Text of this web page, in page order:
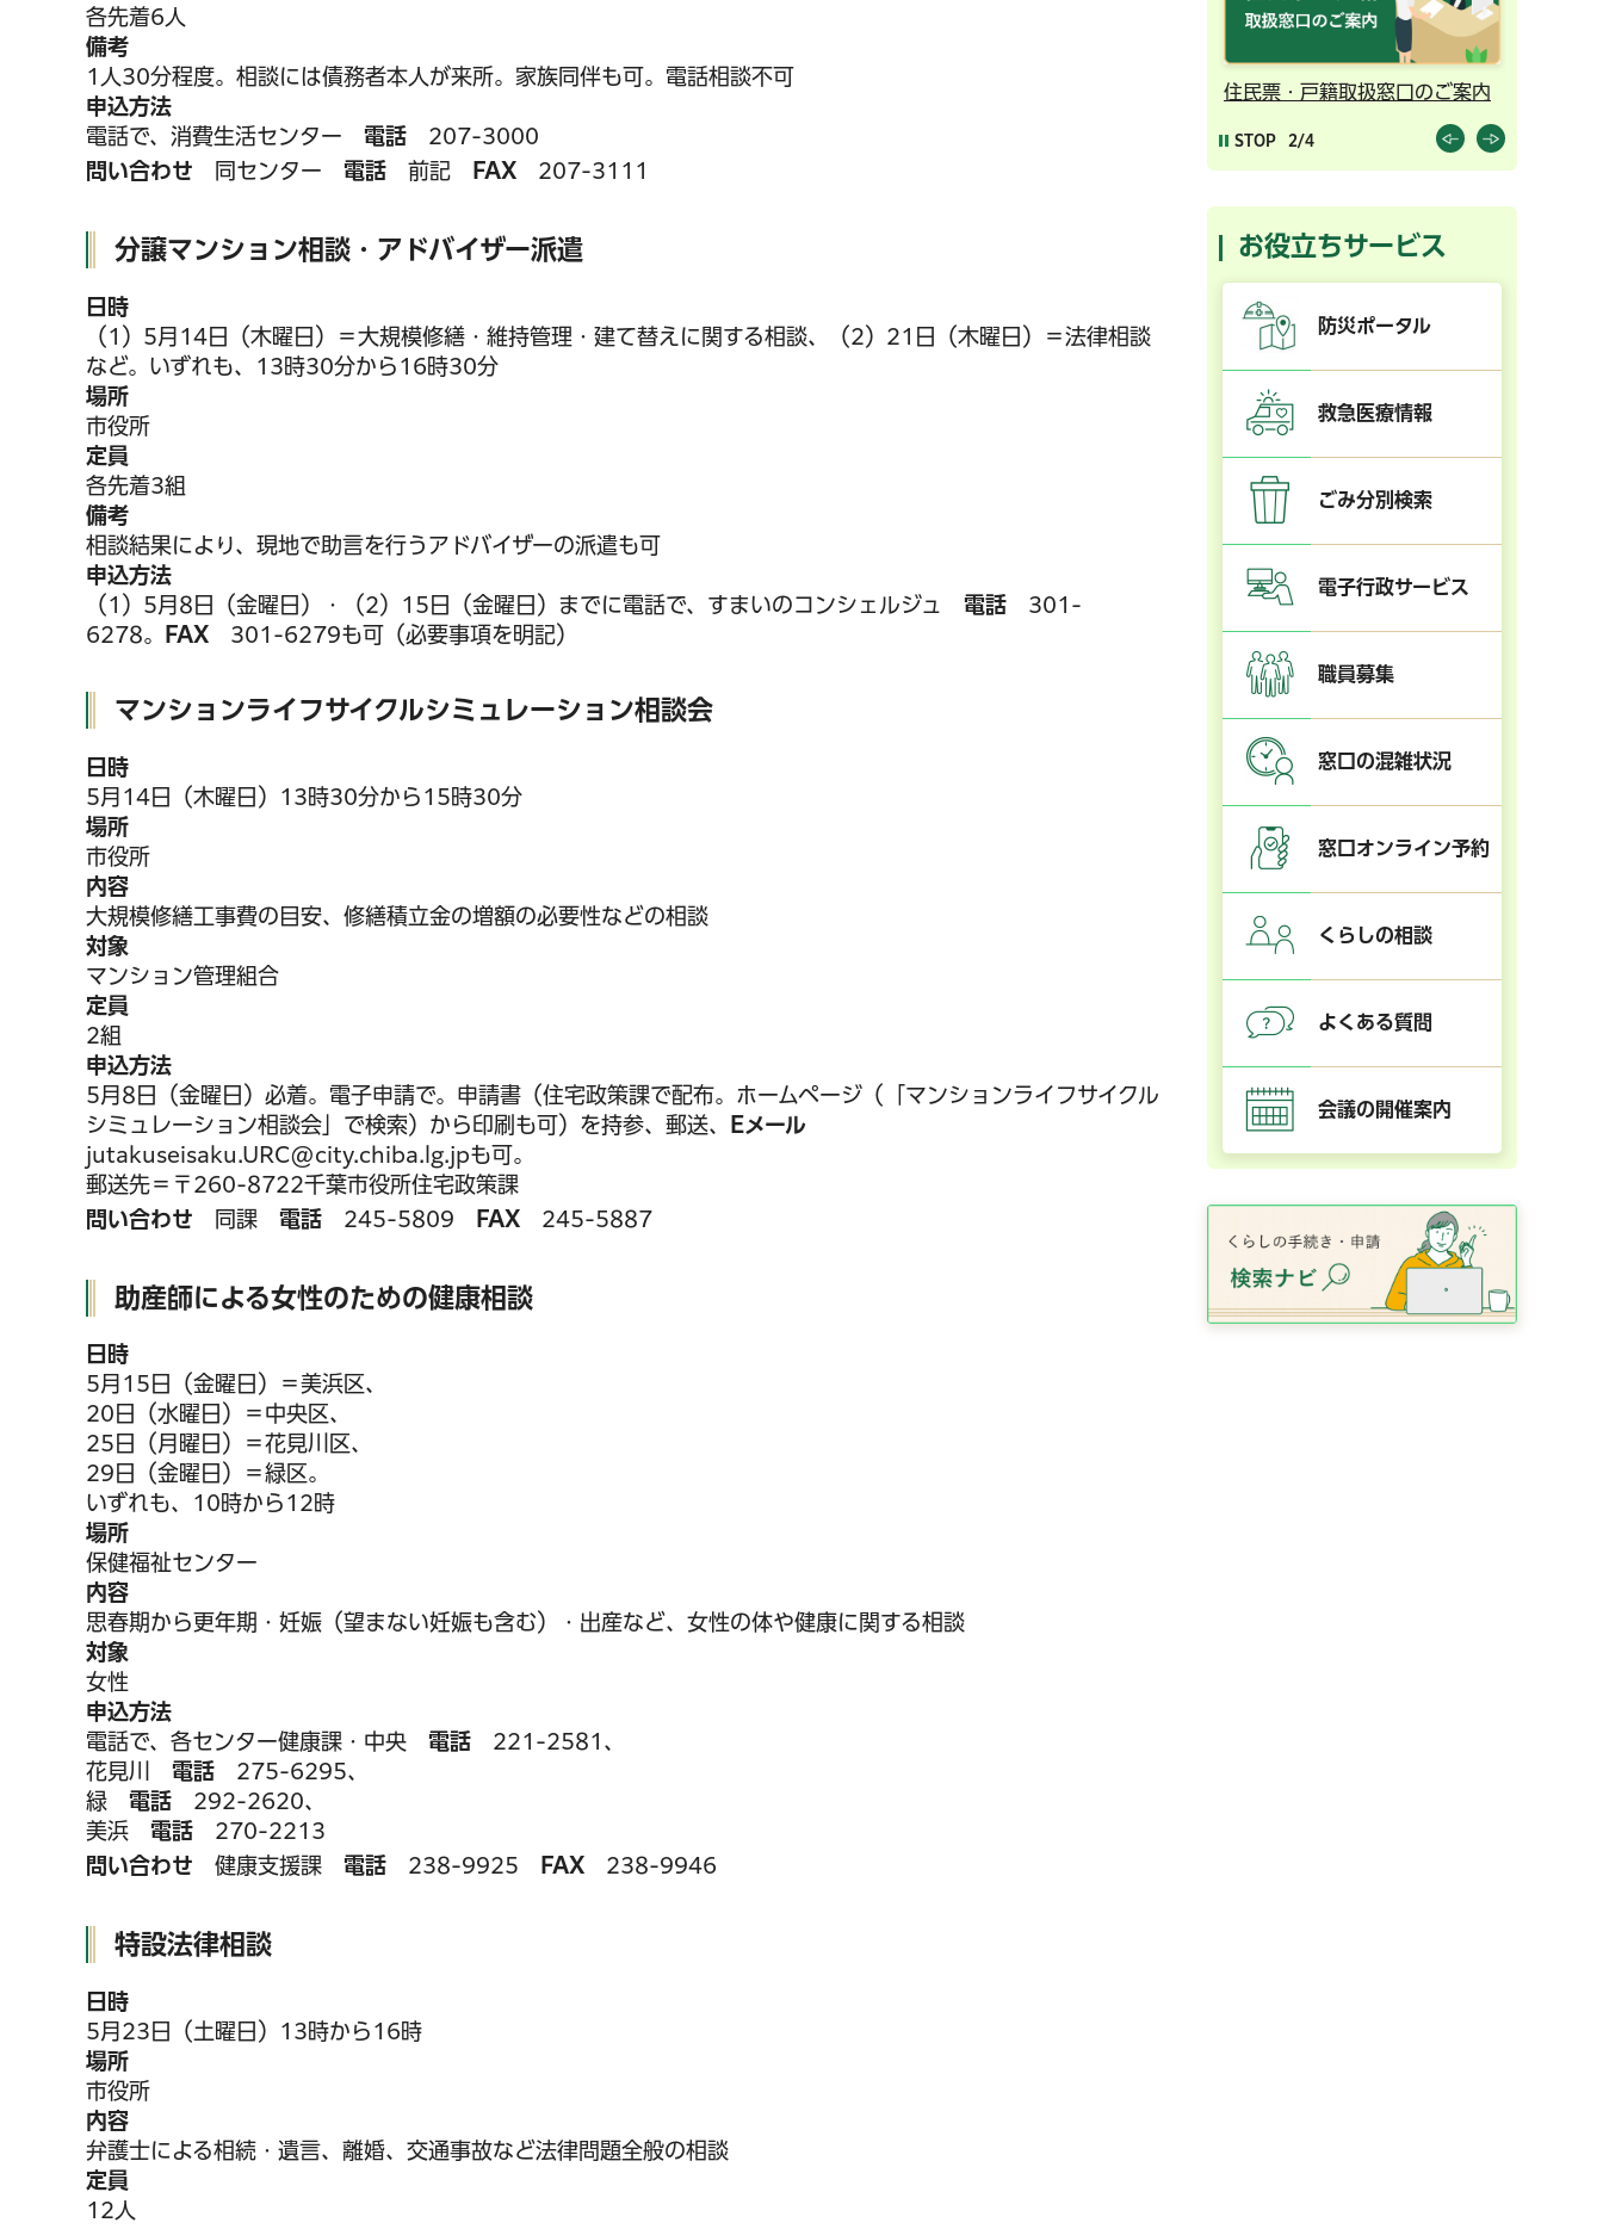
各先着6人
備考
1人30分程度。相談には債務者本人が来所。家族同伴も可。電話相談不可
申込方法
電話で、消費生活センター 電話 207-3000
問い合わせ 同センター 電話 前記 FAX 207-3111
分譲マンション相談・アドバイザー派遣
日時
（1）5月14日（木曜日）＝大規模修繕・維持管理・建て替えに関する相談、（2）21日（木曜日）＝法律相談
など。いずれも、13時30分から16時30分
場所
市役所
定員
各先着3組
備考
相談結果により、現地で助言を行うアドバイザーの派遣も可
申込方法
（1）5月8日（金曜日）・（2）15日（金曜日）までに電話で、すまいのコンシェルジュ 電話 301-
6278。
FAX 301-6279も可（必要事項を明記）
マンションライフサイクルシミュレーション相談会
日時
5月14日（木曜日）13時30分から15時30分
場所
市役所
内容
大規模修繕工事費の目安、修繕積立金の増額の必要性などの相談
対象
マンション管理組合
定員
2組
申込方法
5月8日（金曜日）必着。電子申請で。申請書（住宅政策課で配布。ホームページ（「マンションライフサイクル
シミュレーション相談会」で検索）から印刷も可）を持参、郵送、
Eメール
jutakuseisaku.URC@city.chiba.lg.jpも可。
郵送先＝〒260-8722千葉市役所住宅政策課
問い合わせ 同課 電話 245-5809 FAX 245-5887
助産師による女性のための健康相談
日時
5月15日（金曜日）＝美浜区、
20日（水曜日）＝中央区、
25日（月曜日）＝花見川区、
29日（金曜日）＝緑区。
いずれも、10時から12時
場所
保健福祉センター
内容
思春期から更年期・妊娠（望まない妊娠も含む）・出産など、女性の体や健康に関する相談
対象
女性
申込方法
電話で、各センター健康課・中央 電話 221-2581、
花見川 電話 275-6295、
緑 電話 292-2620、
美浜 電話 270-2213
問い合わせ 健康支援課 電話 238-9925 FAX 238-9946
特設法律相談
日時
5月23日（土曜日）13時から16時
場所
市役所
内容
弁護士による相続・遺言、離婚、交通事故など法律問題全般の相談
定員
12人
千葉市の電子行政サービス コンビニ交付 住民票・戸籍取扱窓口のご案内
STOP 2/4
お役立ちサービス
防災ポータル
救急医療情報
ごみ分別検索
電子行政サービス
職員募集
窓口の混雑状況
窓口オンライン予約
くらしの相談
よくある質問
会議の開催案内